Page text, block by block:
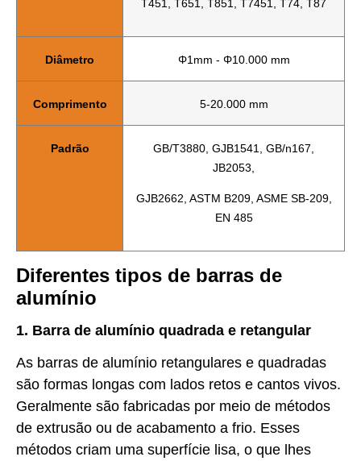
T451, T651, T851, T7451, T74, T87
Diâmetro Φ1mm - Φ10.000 mm
Comprimento 5-20.000 mm
Padrão
GB/T3880, GJB1541, GB/n167,
JB2053,
GJB2662, ASTM B209, ASME SB-209,
EN 485
Diferentes tipos de barras de
alumínio
1. Barra de alumínio quadrada e retangular
As barras de alumínio retangulares e quadradas
são formas longas com lados retos e cantos vivos.
Geralmente são fabricadas por meio de métodos
de extrusão ou de acabamento a frio. Esses
métodos criam uma superfície lisa, o que lhes